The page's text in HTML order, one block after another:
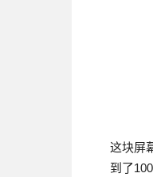
这块屏
到了